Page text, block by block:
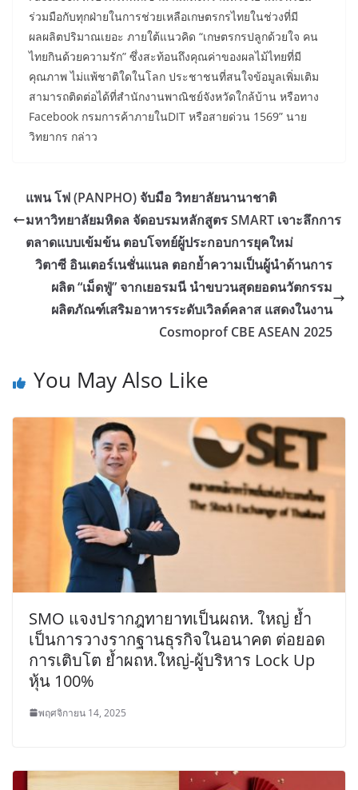
ร่วมมือกับทุกฝ่ายในการช่วยเหลือเกษตรกรไทยในช่วงที่มี
ผลผลิตปริมาณเยอะ ภายใต้แนวคิด “เกษตรกรปลูกด้วยใจ คน
ไทยกินด้วยความรัก” ซึ่งสะท้อนถึงคุณค่าของผลไม้ไทยที่มี
คุณภาพ ไม่แพ้ชาติใดในโลก ประชาชนที่สนใจข้อมูลเพิ่มเติม
สามารถติดต่อได้ที่สำนักงานพาณิชย์จังหวัดใกล้บ้าน หรือทาง
Facebook กรมการค้าภายในDIT หรือสายด่วน 1569” นาย
วิทยากร กล่าว
แพน โฟ (PANPHO) จับมือ วิทยาลัยนานาชาติ
มหาวิทยาลัยมหิดล จัดอบรมหลักสูตร SMART เจาะลึกการ
ตลาดแบบเข้มข้น ตอบโจทย์ผู้ประกอบการยุคใหม่
วิตาซี อินเตอร์เนชั่นแนล ตอกย้ำความเป็นผู้นำด้านการ
ผลิต “เม็ดฟู่” จากเยอรมนี นำขบวนสุดยอดนวัตกรรม
ผลิตภัณฑ์เสริมอาหารระดับเวิลด์คลาส แสดงในงาน
Cosmoprof CBE ASEAN 2025
You May Also Like
SMO แจงปรากฎทายาทเป็นผถห. ใหญ่ ย้ำ
เป็นการวางรากฐานธุรกิจในอนาคต ต่อยอด
การเติบโต ย้ำผถห.ใหญ่-ผู้บริหาร Lock Up
หุ้น 100%
พฤศจิกายน 14, 2025